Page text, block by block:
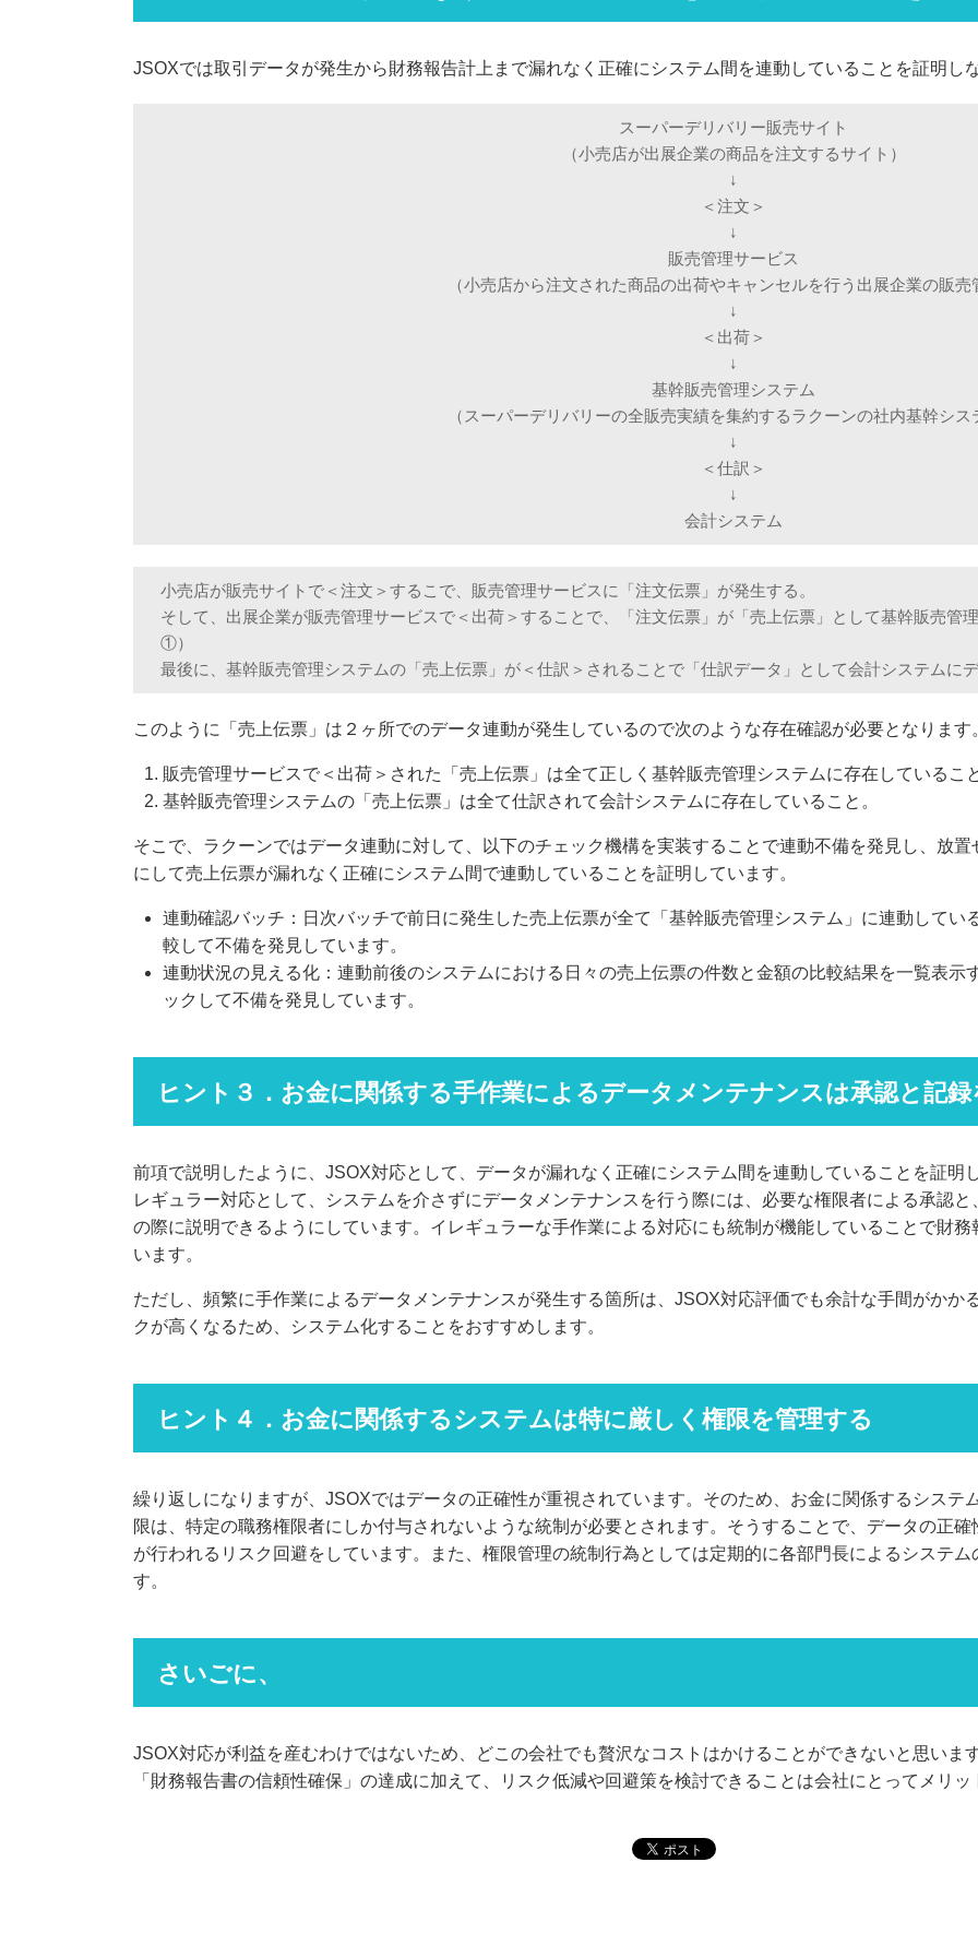
JSOXでは取引データが発生から財務報告計上まで漏れなく正確にシステム間を連動していることを証明し
スーパーデリバリー販売サイト
（小売店が出展企業の商品を注文するサイト）
↓
＜注文＞
↓
販売管理サービス
（小売店から注文された商品の出荷やキャンセルを行う出展企業の販売
↓
＜出荷＞
↓
基幹販売管理システム
（スーパーデリバリーの全販売実績を集約するラクーンの社内基幹シス
↓
＜仕訳＞
↓
会計システム
小売店が販売サイトで＜注文＞するこで、販売管理サービスに「注文伝票」が発生する。
そして、出展企業が販売管理サービスで＜出荷＞することで、「注文伝票」が「売上伝票」として基幹販売管
①）
最後に、基幹販売管理システムの「売上伝票」が＜仕訳＞されることで「仕訳データ」として会計システムに
このように「売上伝票」は２ヶ所でのデータ連動が発生しているので次のような存在確認が必要となります
販売管理サービスで＜出荷＞された「売上伝票」は全て正しく基幹販売管理システムに存在しているこ
基幹販売管理システムの「売上伝票」は全て仕訳されて会計システムに存在していること。
そこで、ラクーンではデータ連動に対して、以下のチェック機構を実装することで連動不備を発見し、放
にして売上伝票が漏れなく正確にシステム間で連動していることを証明しています。
連動確認バッチ：日次バッチで前日に発生した売上伝票が全て「基幹販売管理システム」に連動してい
較して不備を発見しています。
連動状況の見える化：連動前後のシステムにおける日々の売上伝票の件数と金額の比較結果を一覧表示
ックして不備を発見しています。
ヒント３．お金に関係する手作業によるデータメンテナンスは承認と記
前項で説明したように、JSOX対応として、データが漏れなく正確にシステム間を連動していることを証明
レギュラー対応として、システムを介さずにデータメンテナンスを行う際には、必要な権限者による承認
の際に説明できるようにしています。イレギュラーな手作業による対応にも統制が機能していることで財
います。
ただし、頻繁に手作業によるデータメンテナンスが発生する箇所は、JSOX対応評価でも余計な手間がかか
クが高くなるため、システム化することをおすすめします。
ヒント４．お金に関係するシステムは特に厳しく権限を管理する
繰り返しになりますが、JSOXではデータの正確性が重視されています。そのため、お金に関係するシステ
限は、特定の職務権限者にしか付与されないような統制が必要とされます。そうすることで、データの正
が行われるリスク回避をしています。また、権限管理の統制行為としては定期的に各部門長によるシステ
す。
さいごに、
JSOX対応が利益を産むわけではないため、どこの会社でも贅沢なコストはかけることができないと思いま
「財務報告書の信頼性確保」の達成に加えて、リスク低減や回避策を検討できることは会社にとってメリ